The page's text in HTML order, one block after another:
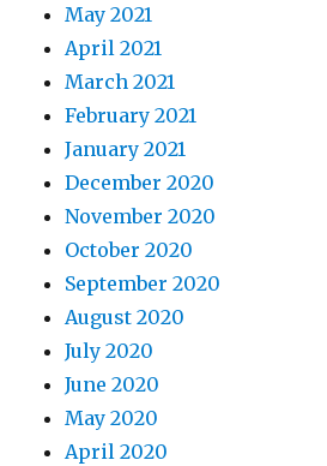
May 2021
April 2021
March 2021
February 2021
January 2021
December 2020
November 2020
October 2020
September 2020
August 2020
July 2020
June 2020
May 2020
April 2020